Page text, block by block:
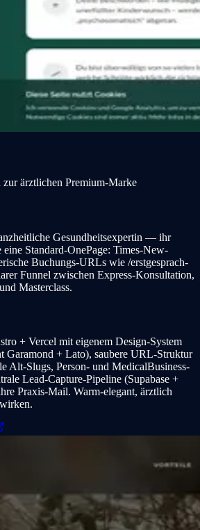
zur ärztlichen Premium-Marke
Gesundheitsexpertin — ihr
Standard-OnePage: Times-New-
Buchungs-URLs wie /erstgesprach-
Funnel zwischen Express-Konsultation,
Masterclass.
+ Vercel mit eigenem Design-System
Garamond + Lato), saubere URL-Struktur
Alt-Slugs, Person- und MedicalBusiness-
Lead-Capture-Pipeline (Supabase +
Praxis-Mail. Warm-elegant, ärztlich